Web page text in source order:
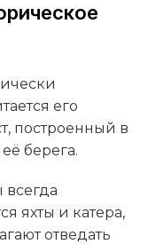
его
построенный в
берега.
всегда
яхты и катера,
отведать